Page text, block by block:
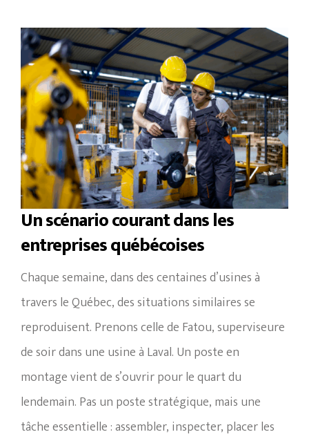
Un scénario courant dans les
entreprises québécoises
Chaque semaine, dans des centaines d’usines à
travers le Québec, des situations similaires se
reproduisent. Prenons celle de Fatou, superviseure
de soir dans une usine à Laval. Un poste en
montage vient de s’ouvrir pour le quart du
lendemain. Pas un poste stratégique, mais une
tâche essentielle : assembler, inspecter, placer les